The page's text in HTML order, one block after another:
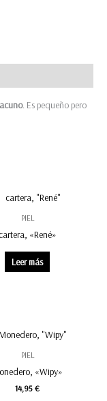
. Es pequeño pero
PIEL
cartera, «René»
Leer más
PIEL
«Wipy»
14,95 €